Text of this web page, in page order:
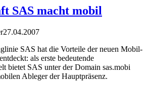
SAS macht mobil
27.04.2007
SAS hat die Vorteile der neuen Mobil-
als erste bedeutende
bietet SAS unter der Domain sas.mobi
Ableger der Hauptpräsenz.